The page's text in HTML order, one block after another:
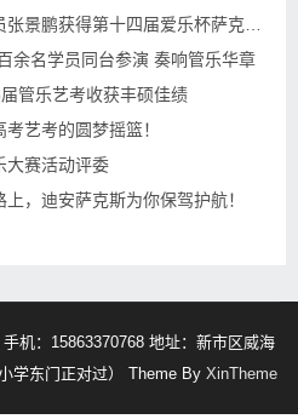
余名学员同台参演 奏响管乐华章
管乐艺考收获丰硕佳绩
艺考的圆梦摇篮！
大赛活动评委
，迪安萨克斯为你保驾护航！
机：15863370768 地址：新市区威海
学东门正对过） Theme By XinTheme